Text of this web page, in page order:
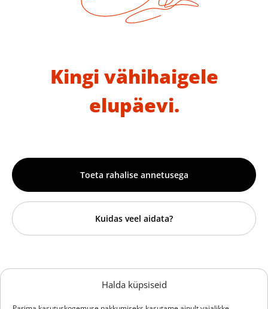
Halda küpsiseid
Kingi vähihaigele
elupäevi.
Toeta rahalise annetusega
Kuidas veel aidata?
Sihtasutus Hille Tänavsuu